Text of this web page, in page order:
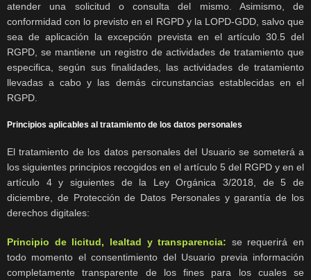
atender una solicitud o consulta del mismo. Asimismo, de
conformidad con lo previsto en el RGPD y la LOPD-GDD, salvo que
sea de aplicación la excepción prevista en el artículo 30.5 del
RGPD, se mantiene un registro de actividades de tratamiento que
especifica, según sus finalidades, las actividades de tratamiento
llevadas a cabo y las demás circunstancias establecidas en el
RGPD.
Principios aplicables al tratamiento de los datos personales
El tratamiento de los datos personales del Usuario se someterá a
los siguientes principios recogidos en el artículo 5 del RGPD y en el
artículo 4 y siguientes de la Ley Orgánica 3/2018, de 5 de
diciembre, de Protección de Datos Personales y garantía de los
derechos digitales:
Principio de licitud, lealtad y transparencia: se requerirá en
todo momento el consentimiento del Usuario previa información
completamente transparente de los fines para los cuales se